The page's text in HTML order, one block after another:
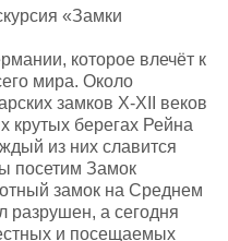
«Замки
которое влечёт к
мира. Около
замков Х-ХII веков
крутых берегах Рейна
из них славится
посетим Замок
замок на Среднем
разрушен, а сегодня
и посещаемых